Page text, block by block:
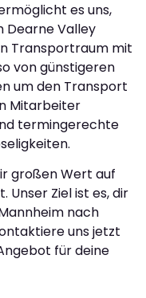
es uns,
Dearne Valley
Transportraum mit
von günstigeren
um den Transport
Mitarbeiter
termingerechte
großen Wert auf
Unser Ziel ist es, dir
nach
uns jetzt
für deine